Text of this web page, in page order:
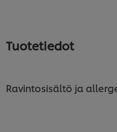
Tuotetiedot
Ravintosisältö ja